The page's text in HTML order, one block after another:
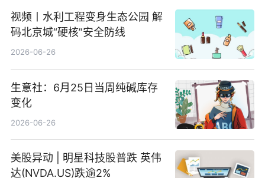
视频丨水利工程变身生态公园 解
码北京城“硬核”安全防线
2026-06-26
生意社：6月25日当周纯碱库存
变化
2026-06-26
美股异动 | 明星科技股普跌 英伟
达(NVDA.US)跌逾2%